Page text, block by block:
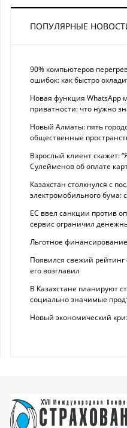
ПОПУЛЯРНЫЕ
90% компьютеров
ошибок: как быстро
Новая функция WhatsApp
приватности: что нужно
Новый Алматы: пять
общественные
Взрослый клиент скажет:
Сулейменов об оплате
Казахстан столкнулся с
электромобильного бума:
ЕС ввел санкции против
сервис ограничил
Льготное
Появился свежий
его возглавил
В Казахстане планируют
социально значимые
Новый экономический